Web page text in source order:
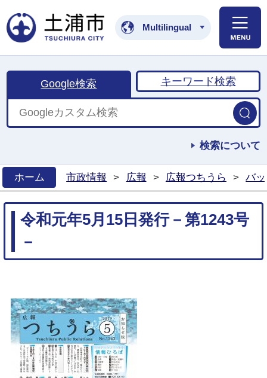
土浦市公式ホームペ
Multilingual
Google検索 キーワード検索
検索について
ホーム
市政情報 > 広報 > 広報つちうら > バ
令和元年5月15日発行－第1243号
－